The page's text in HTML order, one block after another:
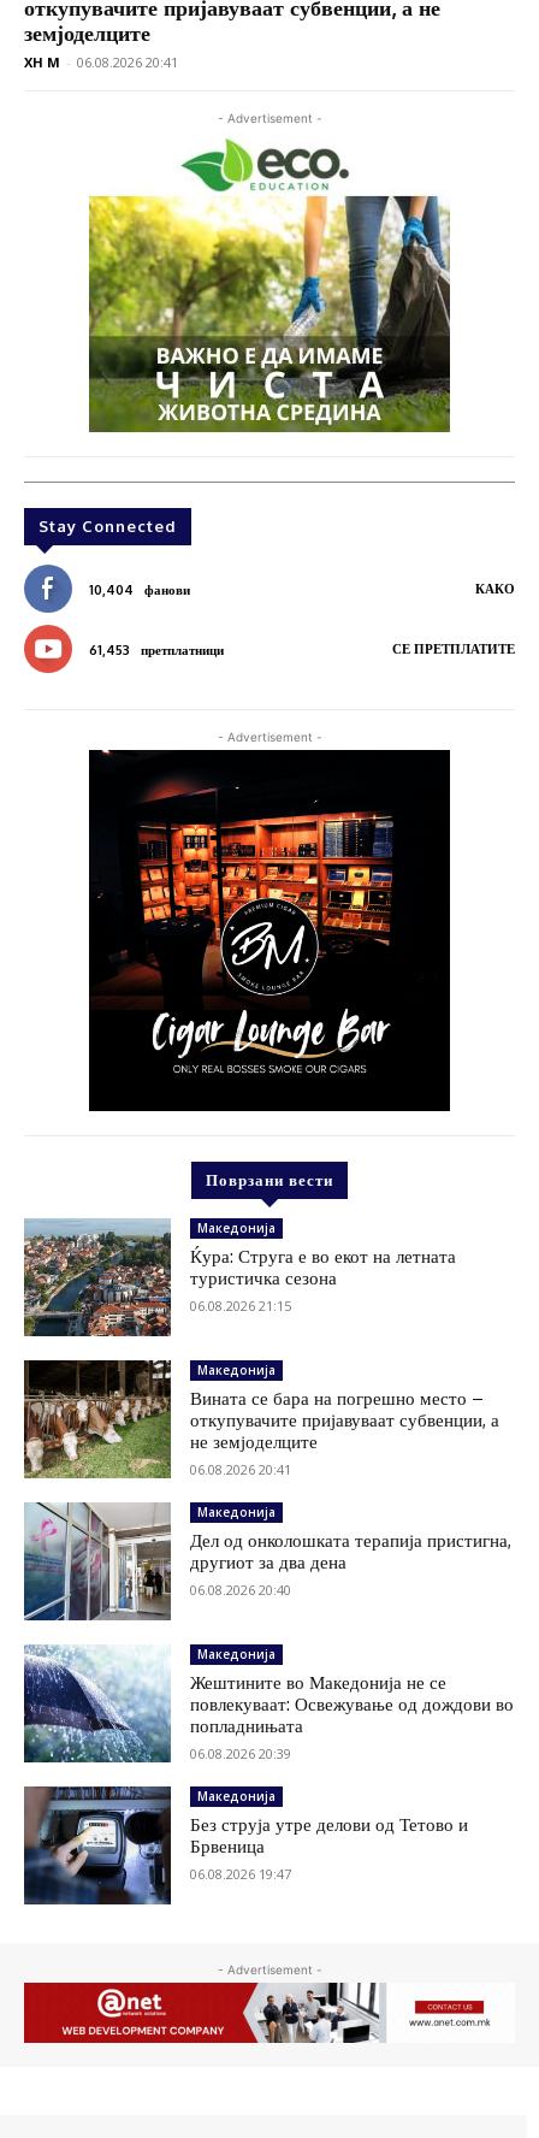
откупувачите пријавуваат субвенции, а не
земјоделците
XH M - 06.08.2026 20:41
- Advertisement -
Stay Connected
10,404 фанови КАКО
61,453 претплатници СЕ ПРЕТПЛАТИТЕ
- Advertisement -
Поврзани вести
Македонија
Ќура: Струга е во екот на летната
туристичка сезона
06.08.2026 21:15
Македонија
Вината се бара на погрешно место –
откупувачите пријавуваат субвенции, а
не земјоделците
06.08.2026 20:41
Македонија
Дел од онколошката терапија пристигна,
другиот за два дена
06.08.2026 20:40
Македонија
Жештините во Македонија не се
повлекуваат: Освежување од дождови во
попладнињата
06.08.2026 20:39
Македонија
Без струја утре делови од Тетово и
Брвеница
06.08.2026 19:47
- Advertisement -